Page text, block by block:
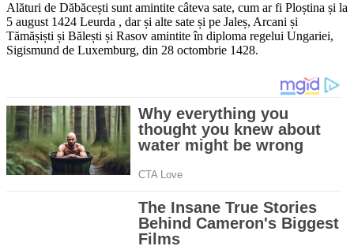
Alături de Dăbăcești sunt amintite câteva sate, cum ar fi Ploștina și la
5 august 1424 Leurda , dar și alte sate și pe Jaleș, Arcani și
Tămășiști și Bălești și Rasov amintite în diploma regelui Ungariei,
Sigismund de Luxemburg, din 28 octombrie 1428.